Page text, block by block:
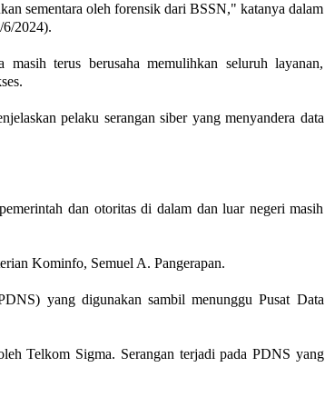
sementara oleh forensik dari BSSN," katanya dalam
2024).
terus berusaha memulihkan seluruh layanan,
pelaku serangan siber yang menyandera data
dan otoritas di dalam dan luar negeri masih
Kominfo, Semuel A. Pangerapan.
yang digunakan sambil menunggu Pusat Data
Telkom Sigma. Serangan terjadi pada PDNS yang